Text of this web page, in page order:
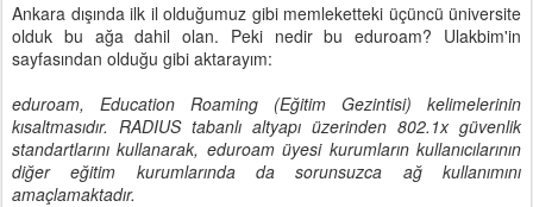
Ankara dışında ilk il olduğumuz gibi memleketteki üçüncü üniversite
olduk bu ağa dahil olan. Peki nedir bu eduroam? Ulakbim'in
sayfasından olduğu gibi aktarayım:
eduroam, Education Roaming (Eğitim Gezintisi) kelimelerinin
kısaltmasıdır. RADIUS tabanlı altyapı üzerinden 802.1x güvenlik
standartlarını kullanarak, eduroam üyesi kurumların kullanıcılarının
diğer eğitim kurumlarında da sorunsuzca ağ kullanımını
amaçlamaktadır.